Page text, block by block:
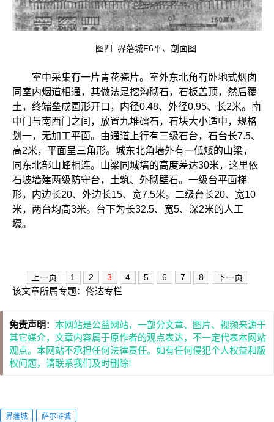
图四 界藩城F6平、剖面图
室中采集有一片青花瓷片。室外东北角有卧地式烟囱
同室内烟道相通，其做法是挖沟砌石，石板盖顶，然后覆
土，终端垒成圆形开口，内径0.48、外径0.95、长2米。南
中门与南西门之间，放置九堆礌石，石块大小适中，规格
划一，无加工平面。由通道上行有三级石台，石台长7.5、
高2米，平面呈三角形。城东北角墙外有一低矮的山梁，
同东北部山峰相连。山梁同城墙的高度差达30米，这里依
石坡墙建两级防守台，土筑、外砌壁石。一级台平面梯
形，内边长20、外边长15、宽7.5米。二级台长20、宽10
米，两台均髙3米。台下为长32.5、宽5、深2米的人工
壕。
上一页 1 2 3 4 5 6 7 8 下一页
该文章所属专题： 佟达专栏
免责声明 ： 本网站是公益网站，一部分文章、图片、视频来源于
其它媒介，文章内容属于原作者的观点表达，不一定代表本网站
观点。本网站不承担任何法律责任。如有任何侵犯个人权益和版
权问题，请联系我们及时删除!
界藩城 萨尔浒城